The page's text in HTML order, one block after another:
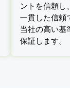
ントを信頼し
一貫した信頼
当社の高い基
保証します。